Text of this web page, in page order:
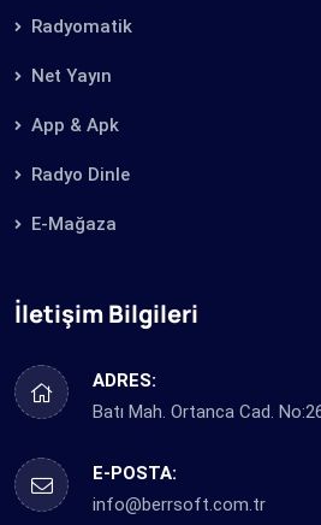
Radyomatik
Net Yayın
App & Apk
Radyo Dinle
E-Mağaza
İletişim Bilgileri
ADRES:
Batı Mah. Ortanca Cad.
E-POSTA:
info@berrsoft.com.tr